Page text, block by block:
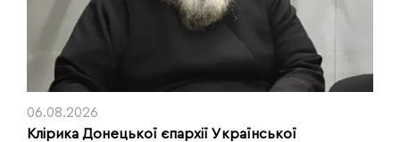
06.08.2026
Клірика Донецької єпархії Української